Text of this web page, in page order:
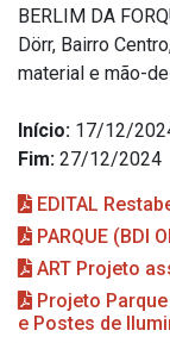
BERLIM DA
Dörr, Bairro
material e mão-
Início: 17/12/
Fim: 27/12/2024
EDITAL
PARQUE (BDI
ART Projeto
Projeto
e Postes de